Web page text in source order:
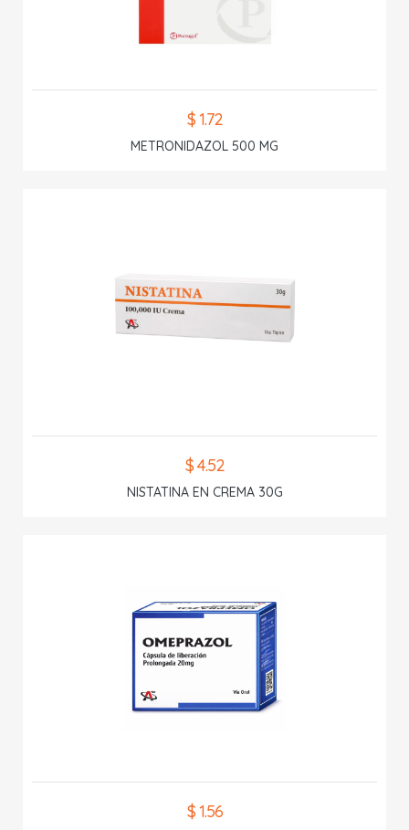
$ 1.72
METRONIDAZOL 500 MG
$ 4.52
NISTATINA EN CREMA 30G
$ 1.56